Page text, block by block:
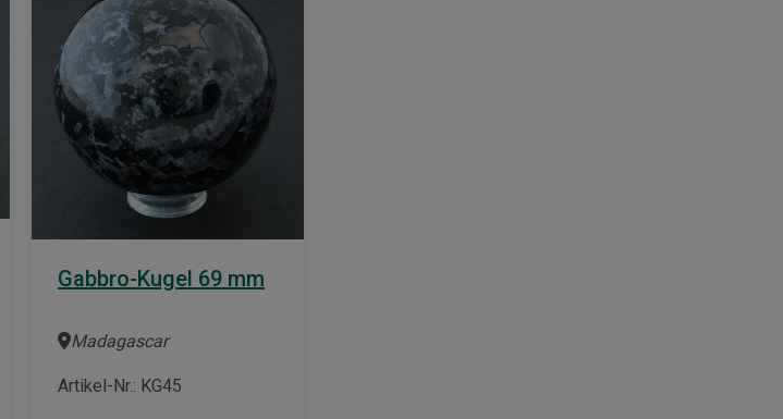
Gabbro-Kugel 69 mm
Madagascar
Artikel-Nr.: KG45